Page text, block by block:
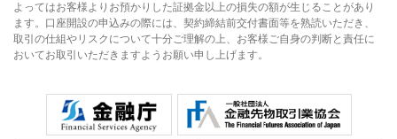
よってはお客様よりお預かりした証拠金以上の損失の額が生じることがあり
ます。口座開設の申込みの際には、契約締結前交付書面等を熟読いただき、
取引の仕組やリスクについて十分ご理解の上、お客様ご自身の判断と責任に
おいてお取引いただきますようお願い申し上げます。